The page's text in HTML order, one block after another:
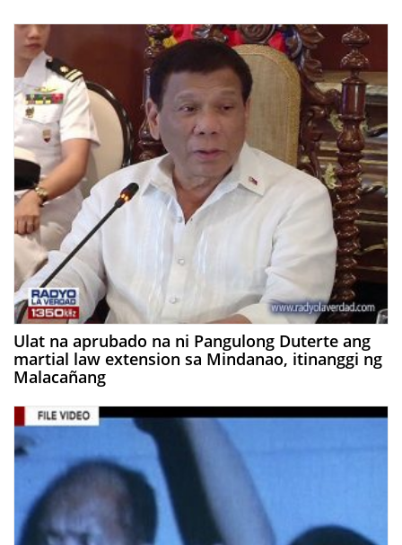
Ulat na aprubado na ni Pangulong Duterte ang
martial law extension sa Mindanao, itinanggi ng
Malacañang